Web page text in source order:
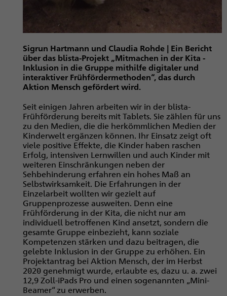
Sigrun Hartmann und Claudia Rohde | Ein Bericht
über das blista-Projekt „Mitmachen in der Kita -
Inklusion in die Gruppe mithilfe digitaler und
interaktiver Frühfördermethoden“, das durch
Aktion Mensch gefördert wird.
Seit einigen Jahren arbeiten wir in der blista-
Frühförderung bereits mit Tablets. Sie zählen für uns
zu den Medien, die die herkömmlichen Medien der
Kinderwelt ergänzen können. Ihr Einsatz zeigt oft
viele positive Effekte, die Kinder haben raschen
Erfolg, intensiven Lernwillen und auch Kinder mit
weiteren Einschränkungen neben der
Sehbehinderung erfahren ein hohes Maß an
Selbstwirksamkeit. Die Erfahrungen in der
Einzelarbeit wollten wir gezielt auf
Gruppenprozesse ausweiten. Denn eine
Frühförderung in der Kita, die nicht nur am
individuell betroffenen Kind ansetzt, sondern die
gesamte Gruppe einbezieht, kann soziale
Kompetenzen stärken und dazu beitragen, die
gelebte Inklusion in der Gruppe zu erhöhen. Ein
Projektantrag bei Aktion Mensch, der im Herbst
2020 genehmigt wurde, erlaubte es, dazu u. a. zwei
12,9 Zoll-iPads Pro und einen sogenannten „Mini-
Beamer“ zu erwerben.